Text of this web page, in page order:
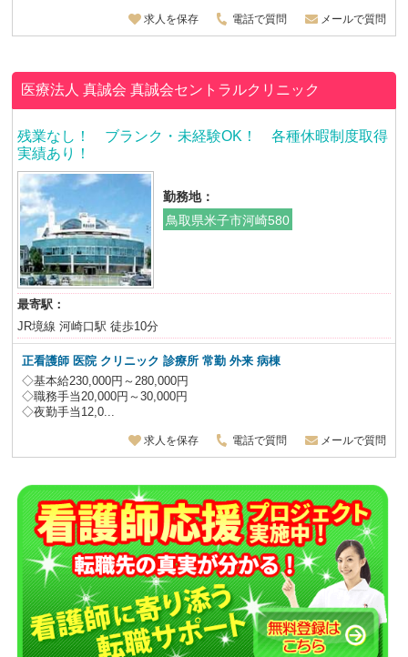
求人を保存 電話で質問 メールで質問
医療法人 真誠会真誠会セントラルクリニック
残業なし！ ブランク・未経験OK！ 各種休暇制度取得
実績あり！
勤務地：
鳥取県米子市河崎580
最寄駅：
JR境線 河崎口駅 徒歩10分
正看護師 医院 クリニック 診療所 常勤 外来 病棟
◇基本給230,000円～280,000円
◇職務手当20,000円～30,000円
◇夜勤手当12,0...
求人を保存 電話で質問 メールで質問